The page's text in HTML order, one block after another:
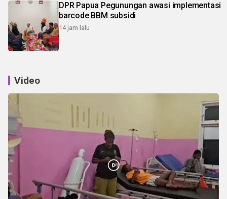
DPR Papua Pegunungan awasi implementasi
barcode BBM subsidi
14 jam lalu
Video